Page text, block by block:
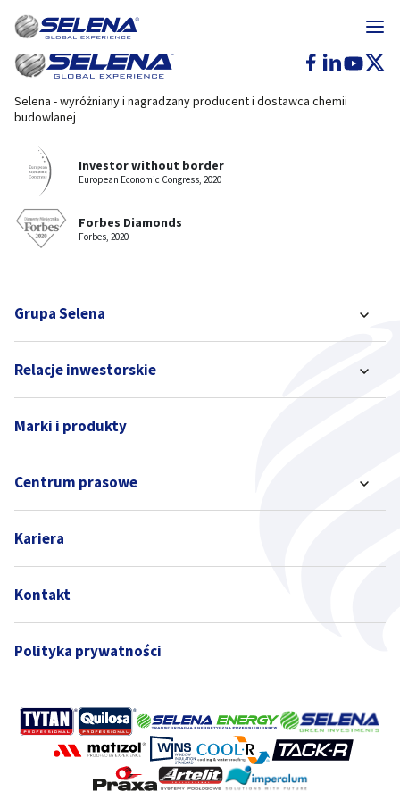
Selena - wyróżniany i nagradzany producent i dostawca chemii
budowlanej
Investor without border
European Economic Congress, 2020
Forbes Diamonds
Forbes, 2020
Grupa Selena
Relacje inwestorskie
Marki i produkty
Centrum prasowe
Kariera
Kontakt
Polityka prywatności